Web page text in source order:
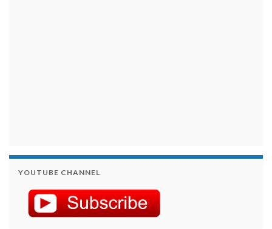
YOUTUBE CHANNEL